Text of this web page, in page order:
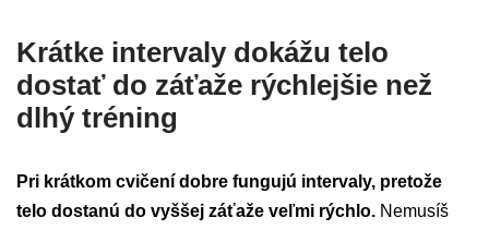
Krátke intervaly dokážu telo
dostať do záťaže rýchlejšie než
dlhý tréning
Pri krátkom cvičení dobre fungujú intervaly, pretože
telo dostanú do vyššej záťaže veľmi rýchlo. Nemusíš